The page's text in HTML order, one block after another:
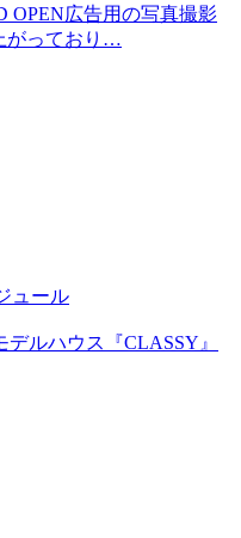
広告用の写真撮影
がっており…
ュール
ルハウス『CLASSY』